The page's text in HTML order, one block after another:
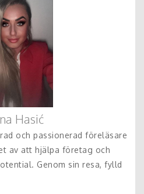
Hasić
och passionerad föreläsare
av att hjälpa företag och
Genom sin resa, fylld